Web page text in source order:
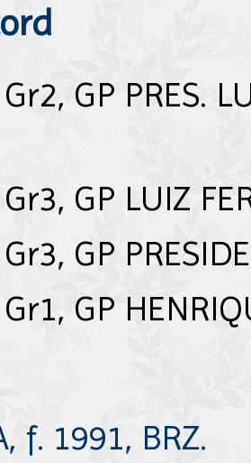
GP PRES.
GP LUIZ
GP
GP
f. 1991, BRZ.